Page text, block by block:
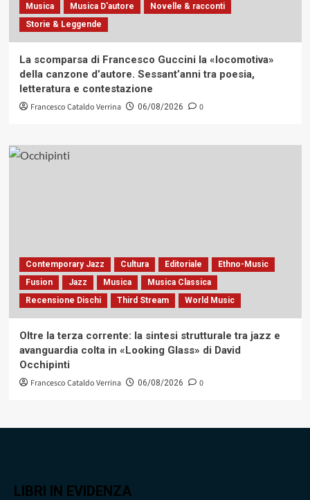
Musica
Musica D'autore
Novelle & racconti
Storie & Leggende
La scomparsa di Francesco Guccini la «locomotiva»
della canzone d’autore. Sessant’anni tra poesia,
letteratura e contestazione
Francesco Cataldo Verrina 06/08/2026 0
Contemporary Jazz Cultura Editoriale
Ethno-Music
Fusion
Jazz Musica
Musica Classica
Recensione Dischi
Third Stream World Music
Oltre la terza corrente: la sintesi strutturale tra jazz e
avanguardia colta in «Looking Glass» di David
Occhipinti
Francesco Cataldo Verrina 06/08/2026 0
LIBRI IN EVIDENZA